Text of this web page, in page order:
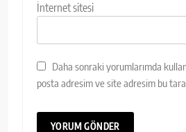
İnternet sitesi
Daha sonraki yorumlarımda
posta adresim ve site adresim bu